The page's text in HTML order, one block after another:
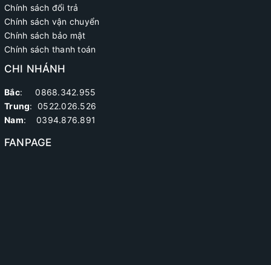
Chính sách đổi trả
Chính sách vận chuyển
Chính sách bảo mật
Chính sách thanh toán
CHI NHÁNH
Bắc: 0868.342.955
Trung: 0522.026.526
Nam: 0394.876.891
FANPAGE